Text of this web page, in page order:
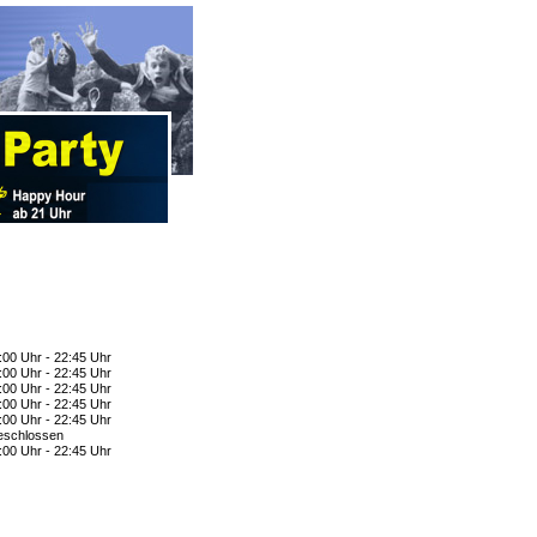
Uhr - 22:45 Uhr
Uhr - 22:45 Uhr
Uhr - 22:45 Uhr
Uhr - 22:45 Uhr
Uhr - 22:45 Uhr
Uhr - 22:45 Uhr